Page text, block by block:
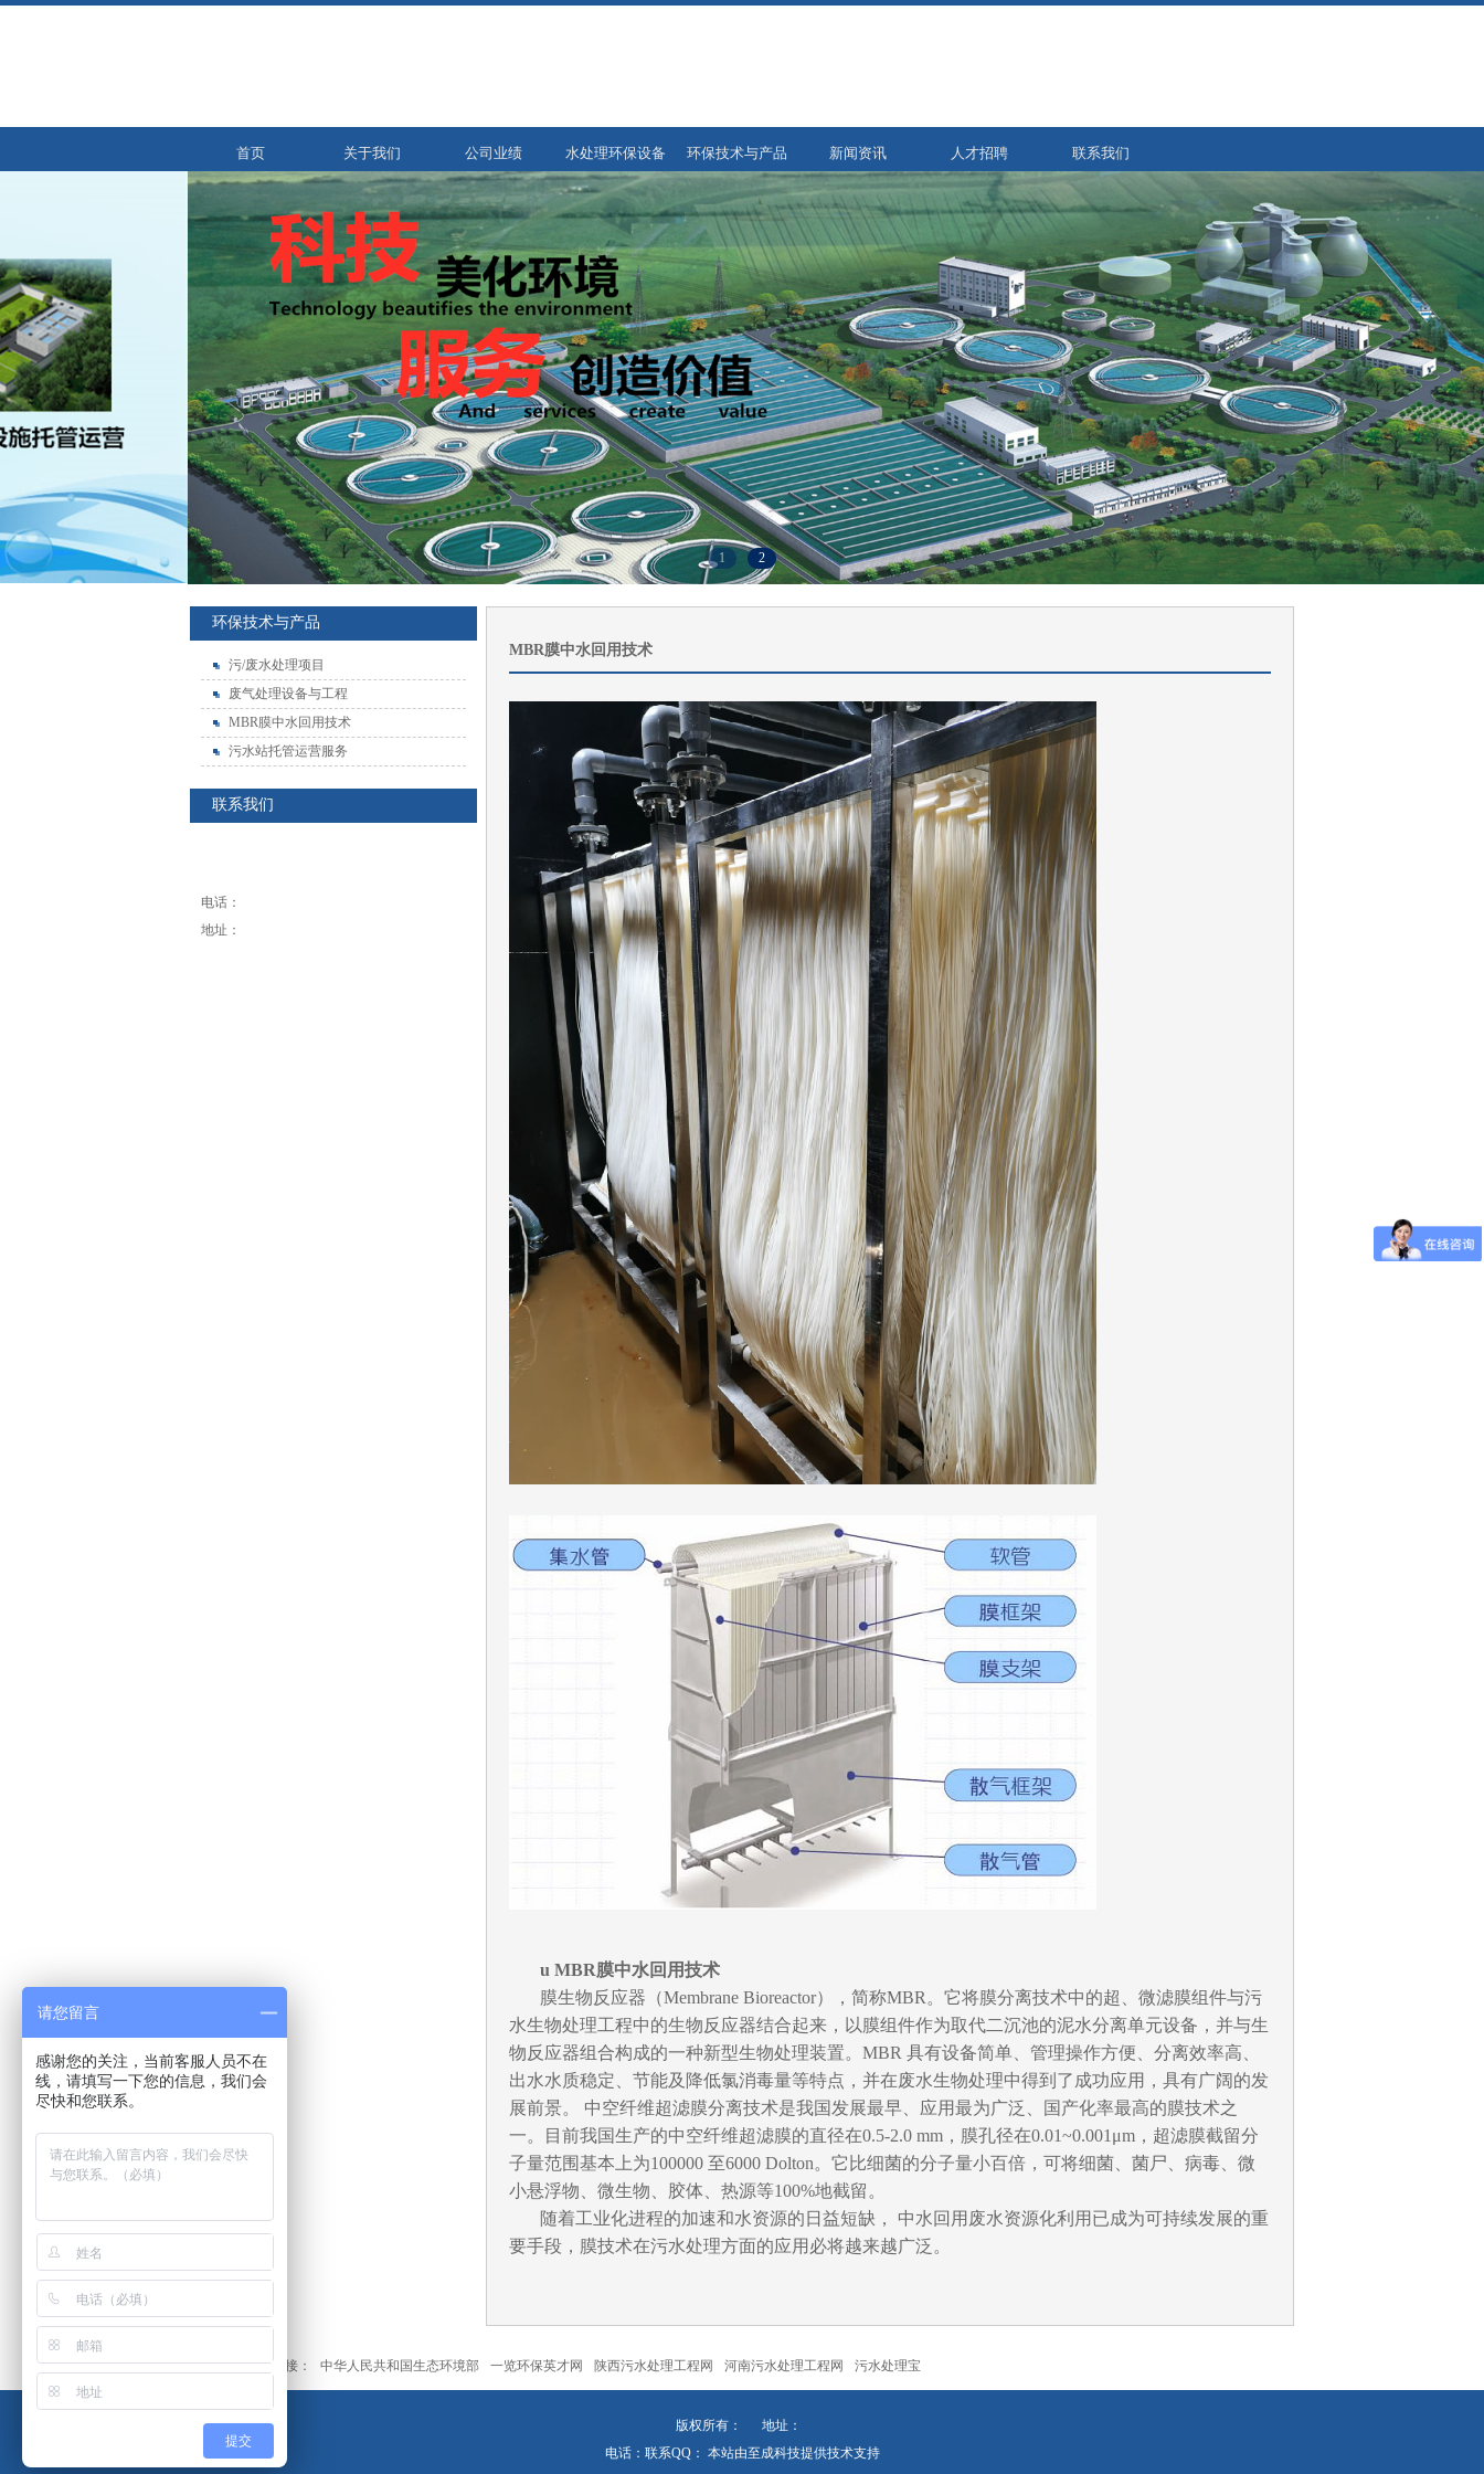
首页 关于我们 公司业绩 水处理环保设备 环保技术与产品 新闻资讯 人才招聘 联系我们
1 2
环保技术与产品
污/废水处理项目
废气处理设备与工程
MBR膜中水回用技术
污水站托管运营服务
联系我们
电话：
地址：
MBR膜中水回用技术
u MBR膜中水回用技术
膜生物反应器（Membrane Bioreactor），简称MBR。它将膜分离技术中的超、微滤膜组件与污
水生物处理工程中的生物反应器结合起来，以膜组件作为取代二沉池的泥水分离单元设备，并与生
物反应器组合构成的一种新型生物处理装置。MBR 具有设备简单、管理操作方便、分离效率高、
出水水质稳定、节能及降低氯消毒量等特点，并在废水生物处理中得到了成功应用，具有广阔的发
展前景。 中空纤维超滤膜分离技术是我国发展最早、应用最为广泛、国产化率最高的膜技术之
一。目前我国生产的中空纤维超滤膜的直径在0.5-2.0 mm，膜孔径在0.01~0.001μm，超滤膜截留分
子量范围基本上为100000 至6000 Dolton。它比细菌的分子量小百倍，可将细菌、菌尸、病毒、微
小悬浮物、微生物、胶体、热源等100%地截留。
随着工业化进程的加速和水资源的日益短缺， 中水回用 废水资源化利用已成为可持续发展的重
要手段，膜技术在污水处理方面的应用必将越来越广泛。
友情链接： 中华人民共和国生态环境部 一览环保英才网 陕西污水处理工程网 河南污水处理工程网 污水处理宝
版权所有： 地址：
电话：联系QQ： 本站由至成科技提供技术支持
请您留言
感谢您的关注，当前客服人员不在
线，请填写一下您的信息，我们会
尽快和您联系。
提交